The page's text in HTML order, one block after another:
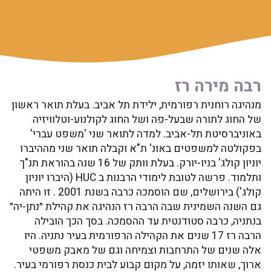
רז
רפורמית, ילידת תל אביב. בעלת תואר ראשון
שבעל-פה ושל החוג לקולנוע-וטלוויזיה
תל-אביב. למדה לתואר שני 'משפט עברי'
למשפטים באונ' ת"א וקבלה תואר שני מההיברו
יוניון קולג' בניו-יורק. בעלת וותק של 16 שנה בהוראת תנ"ך
ותלמוד. פרשה לטובת לימודי הרבנות ב HUC (היברו יוניון
קולג') בירושלים, שם הוסמכה כרבה בשנת 2001 . זו היתה
שבה הרבה רז הנהיגה את קהילת ״נתן-יה״
סטודנטית עד ההסמכה. בסך הכך הובילה
הרבה רז 17 שנים את הקהילה הרפורמית בעיר נתניה. היו
של התרחבות וצמיחה וגם של מאבק משפטי
יזמה, על מקום קבוע לבית כנסת רפורמי בעיר.